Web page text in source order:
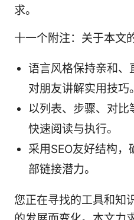
求。
十一个附注：关于本文
语言风格保持亲和、
对朋友讲解实用技巧。
以列表、步骤、对
快速阅读与执行。
采用SEO友好结构
部链接潜力。
您正在寻找的工具和知